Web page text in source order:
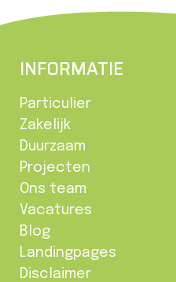
INFORMATIE
Particulier
Zakelijk
Duurzaam
Projecten
Ons team
Vacatures
Blog
Landingpages
Disclaimer